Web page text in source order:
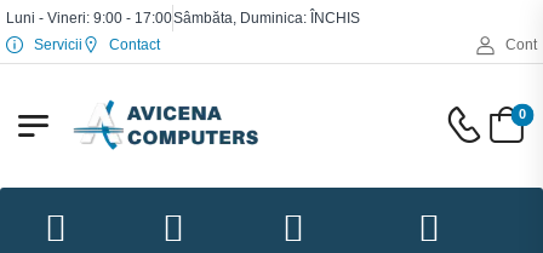
Luni - Vineri: 9:00 - 17:00Sâmbăta, Duminica: ÎNCHIS
Servicii
Contact Cont
0